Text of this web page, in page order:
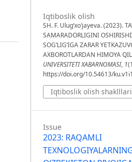
Iqtiboslik olish
SH. F. Ulug‘xo‘jayeva. (2023).
SAMARADORLIGINI
SOG‘LIG‘IGA ZARAR
AXBOROTLARDAN HIMOYA
UNIVERSITETI XABARNOMASI, 1
https://doi.org/10.54613/
Iqtiboslik olish shaklllari
Issue
2023: RAQAMLI